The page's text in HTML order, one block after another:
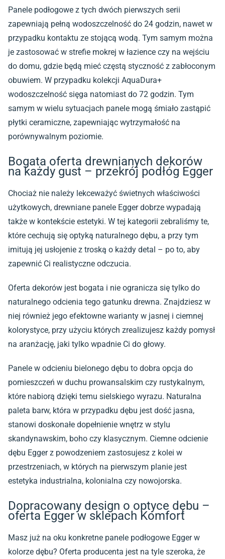
Panele podłogowe z tych dwóch pierwszych serii
zapewniają pełną wodoszczelność do 24 godzin, nawet w
przypadku kontaktu ze stojącą wodą. Tym samym można
je zastosować w strefie mokrej w łazience czy na wejściu
do domu, gdzie będą mieć częstą styczność z zabłoconym
obuwiem. W przypadku kolekcji AquaDura+
wodoszczelność sięga natomiast do 72 godzin. Tym
samym w wielu sytuacjach panele mogą śmiało zastąpić
płytki ceramiczne, zapewniając wytrzymałość na
porównywalnym poziomie.
Bogata oferta drewnianych dekorów
na każdy gust – przekrój podłóg Egger
Chociaż nie należy lekceważyć świetnych właściwości
użytkowych, drewniane panele Egger dobrze wypadają
także w kontekście estetyki. W tej kategorii zebraliśmy te,
które cechują się optyką naturalnego dębu, a przy tym
imitują jej usłojenie z troską o każdy detal – po to, aby
zapewnić Ci realistyczne odczucia.
Oferta dekorów jest bogata i nie ogranicza się tylko do
naturalnego odcienia tego gatunku drewna. Znajdziesz w
niej również jego efektowne warianty w jasnej i ciemnej
kolorystyce, przy użyciu których zrealizujesz każdy pomysł
na aranżację, jaki tylko wpadnie Ci do głowy.
Panele w odcieniu bielonego dębu to dobra opcja do
pomieszczeń w duchu prowansalskim czy rustykalnym,
które nabiorą dzięki temu sielskiego wyrazu. Naturalna
paleta barw, która w przypadku dębu jest dość jasna,
stanowi doskonałe dopełnienie wnętrz w stylu
skandynawskim, boho czy klasycznym. Ciemne odcienie
dębu Egger z powodzeniem zastosujesz z kolei w
przestrzeniach, w których na pierwszym planie jest
estetyka industrialna, kolonialna czy nowojorska.
Dopracowany design o optyce dębu –
oferta Egger w sklepach Komfort
Masz już na oku konkretne panele podłogowe Egger w
kolorze dębu? Oferta producenta jest na tyle szeroka, że